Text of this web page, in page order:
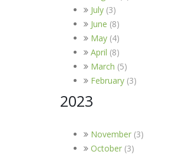
July (3)
June (8)
May (4)
April (8)
March (5)
February (3)
2023
November (3)
October (3)